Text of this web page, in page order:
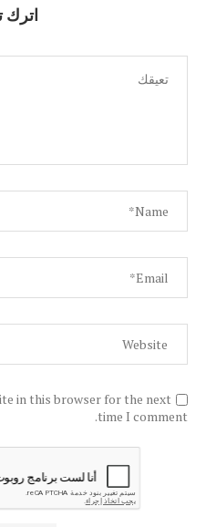
اترك
in this browser for the next
time I comment.